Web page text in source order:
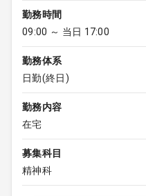
勤務時間
09:00 ～ 当日 17:00
勤務体系
日勤(終日)
勤務内容
在宅
募集科目
精神科